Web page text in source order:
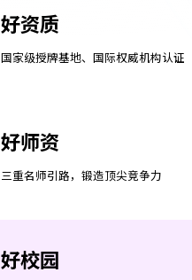
好资质
国家级授牌基地、国际权威机构认证
好师资
三重名师引路，锻造顶尖竞争力
好校园